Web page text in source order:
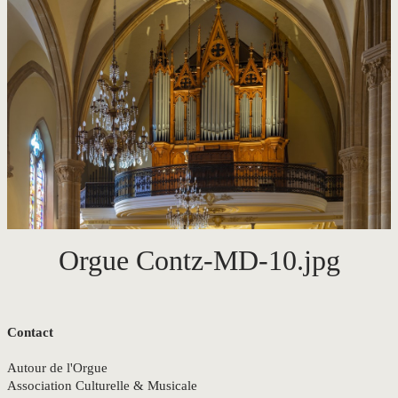
CONTACT
Orgue Contz-MD-10.jpg
Contact
Autour de l'Orgue
Association Culturelle & Musicale